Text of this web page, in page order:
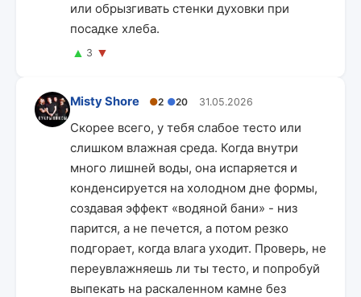
или обрызгивать стенки духовки при
посадке хлеба.
▲ 3 ▼
Misty Shore ●2 ●20 31.05.2026
Скорее всего, у тебя слабое тесто или
слишком влажная среда. Когда внутри
много лишней воды, она испаряется и
конденсируется на холодном дне формы,
создавая эффект «водяной бани» - низ
парится, а не печется, а потом резко
подгорает, когда влага уходит. Проверь, не
переувлажняешь ли ты тесто, и попробуй
выпекать на раскаленном камне без